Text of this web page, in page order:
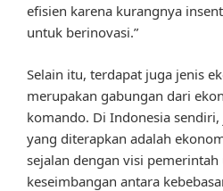
efisien karena kurangnya
untuk berinovasi.”
Selain itu, terdapat juga jenis
merupakan gabungan dari
komando. Di Indonesia
yang diterapkan adalah
sejalan dengan visi
keseimbangan antara